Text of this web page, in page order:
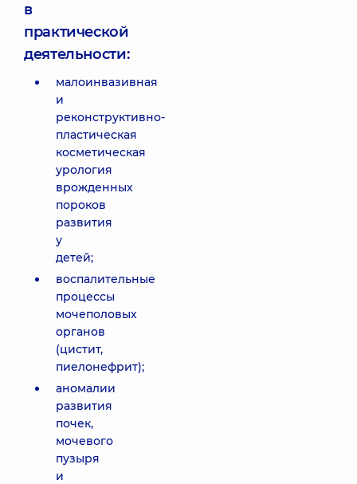
в
практической
деятельности:
малоинвазивная
и
реконструктивно-
пластическая
косметическая
урология
врожденных
пороков
развития
у
детей;
воспалительные
процессы
мочеполовых
органов
(цистит,
пиелонефрит);
аномалии
развития
почек,
мочевого
пузыря
и